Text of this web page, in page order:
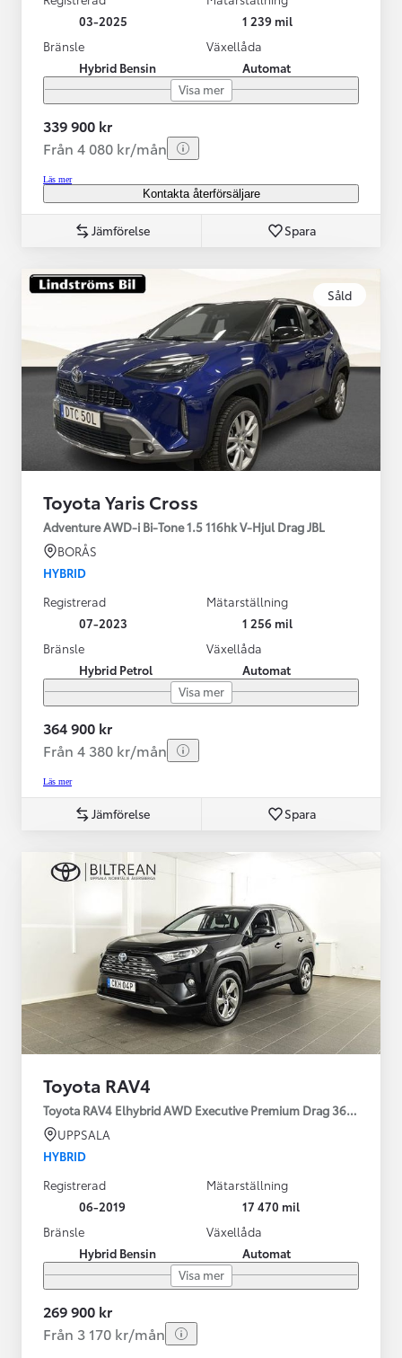
03-2025
1 239 mil
Bränsle
Hybrid Bensin
Växellåda
Automat
Visa mer
339 900 kr
Från 4 080 kr/mån
Läs mer
Kontakta återförsäljare
Jämförelse Spara
Såld
Toyota Yaris Cross
Adventure AWD-i Bi-Tone 1.5 116hk V-Hjul Drag JBL
BORÅS
HYBRID
Registrerad
07-2023
Mätarställning
1 256 mil
Bränsle
Hybrid Petrol
Växellåda
Automat
Visa mer
364 900 kr
Från 4 380 kr/mån
Läs mer
Jämförelse Spara
Toyota RAV4
Toyota RAV4 Elhybrid AWD Executive Premium Drag 360-kamera
UPPSALA
HYBRID
Registrerad
06-2019
Mätarställning
17 470 mil
Bränsle
Hybrid Bensin
Växellåda
Automat
Visa mer
269 900 kr
Från 3 170 kr/mån